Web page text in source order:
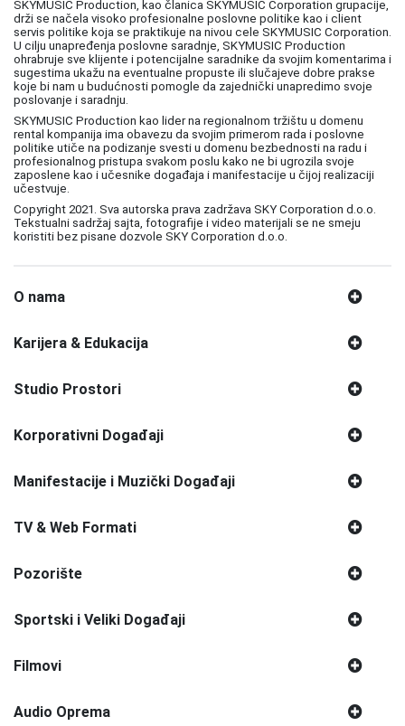
SKYMUSIC Production, kao članica SKYMUSIC Corporation grupacije,
drži se načela visoko profesionalne poslovne politike kao i client
servis politike koja se praktikuje na nivou cele SKYMUSIC Corporation.
U cilju unapređenja poslovne saradnje, SKYMUSIC Production
ohrabruje sve klijente i potencijalne saradnike da svojim komentarima i
sugestima ukažu na eventualne propuste ili slučajeve dobre prakse
koje bi nam u budućnosti pomogle da zajednički unapredimo svoje
poslovanje i saradnju.
SKYMUSIC Production kao lider na regionalnom tržištu u domenu
rental kompanija ima obavezu da svojim primerom rada i poslovne
politike utiče na podizanje svesti u domenu bezbednosti na radu i
profesionalnog pristupa svakom poslu kako ne bi ugrozila svoje
zaposlene kao i učesnike događaja i manifestacije u čijoj realizaciji
učestvuje.
Copyright 2021. Sva autorska prava zadržava SKY Corporation d.o.o.
Tekstualni sadržaj sajta, fotografije i video materijali se ne smeju
koristiti bez pisane dozvole SKY Corporation d.o.o.
O nama
Karijera & Edukacija
Studio Prostori
Korporativni Događaji
Manifestacije i Muzički Događaji
TV & Web Formati
Pozorište
Sportski i Veliki Događaji
Filmovi
Audio Oprema